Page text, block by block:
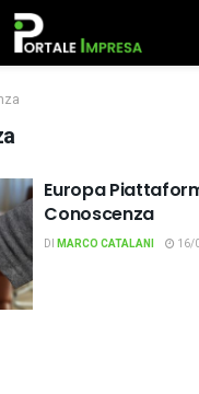
Europa
Conoscenza
DI MARCO CATALANI 16/